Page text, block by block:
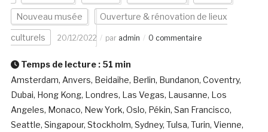
Nouveau musée Ouverture & rénovation de lieux
culturels 20/12/2022 par admin 0 commentaire
Temps de lecture : 51 min
Amsterdam, Anvers, Beidaihe, Berlin, Bundanon, Coventry,
Dubai, Hong Kong, Londres, Las Vegas, Lausanne, Los
Angeles, Monaco, New York, Oslo, Pékin, San Francisco,
Seattle, Singapour, Stockholm, Sydney, Tulsa, Turin, Vienne,